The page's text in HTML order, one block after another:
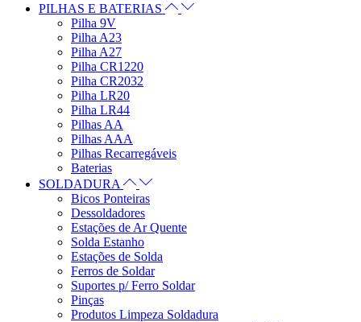
PILHAS E BATERIAS
Pilha 9V
Pilha A23
Pilha A27
Pilha CR1220
Pilha CR2032
Pilha LR20
Pilha LR44
Pilhas AA
Pilhas AAA
Pilhas Recarregáveis
Baterias
SOLDADURA
Bicos Ponteiras
Dessoldadores
Estações de Ar Quente
Solda Estanho
Estações de Solda
Ferros de Soldar
Suportes p/ Ferro Soldar
Pinças
Produtos Limpeza Soldadura